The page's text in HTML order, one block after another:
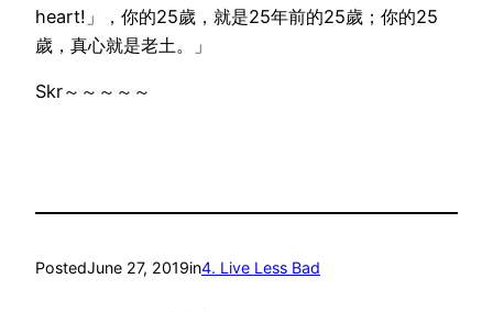
heart!」，你的25歲，就是25年前的25歲；你的25
歲，真心就是老土。」
Skr～～～～～
PostedJune 27, 2019in4. Live Less Bad